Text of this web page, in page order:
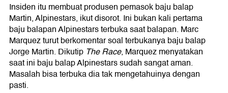
Insiden itu membuat produsen pemasok baju balap
Martin, Alpinestars, ikut disorot. Ini bukan kali pertama
baju balapan Alpinestars terbuka saat balapan. Marc
Marquez turut berkomentar soal terbukanya baju balap
Jorge Martin. Dikutip The Race, Marquez menyatakan
saat ini baju balap Alpinestars sudah sangat aman.
Masalah bisa terbuka dia tak mengetahuinya dengan
pasti.